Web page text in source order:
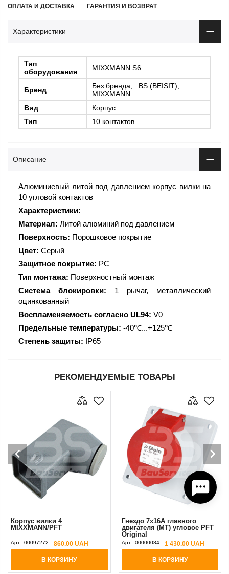
ОПЛАТА И ДОСТАВКА ГАРАНТИЯ И ВОЗВРАТ
Характеристики
Тип
оборудования
MIXXMANN S6
Бренд
Без бренда, BS (BEISIT),
MIXXMANN
Вид
Корпус
Тип
10 контактов
Описание
Алюминиевый литой под давлением корпус вилки на
10 угловой контактов
Характеристики:
Материал: Литой алюминий под давлением
Поверхность: Порошковое покрытие
Цвет: Серый
Защитное покрытие: PC
Тип монтажа: Поверхностный монтаж
Система блокировки: 1 рычаг, металлический
оцинкованный
Воспламеняемость согласно UL94: V0
Предельные температуры: -40℃...+125℃
Степень защиты: IP65
РЕКОМЕНДУЕМЫЕ ТОВАРЫ
Корпус вилки 4
MIXXMANN/PFT
Арт.: 00097272 860.00 UAH
В КОРЗИНУ
Гнездо 7x16A главного
двигателя (MT) угловое PFT
Original
Арт.: 00000084 1 430.00 UAH
В КОРЗИНУ